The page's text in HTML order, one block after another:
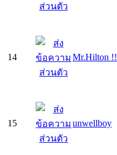
14 Mr.Hilton !!
15 unwellboy